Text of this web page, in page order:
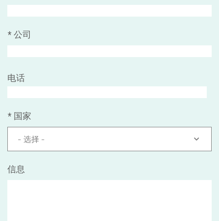
* 公司
电话
* 国家
- 选择 -
信息